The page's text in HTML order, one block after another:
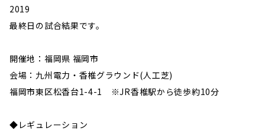
2019
最終日の試合結果です。
開催地：福岡県 福岡市
会場：九州電力・香椎グラウンド(人工芝)
福岡市東区松香台1-4-1 ※JR香椎駅から徒歩約10分
◆レギュレーション